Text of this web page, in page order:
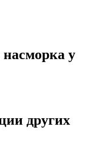
насморка у
других